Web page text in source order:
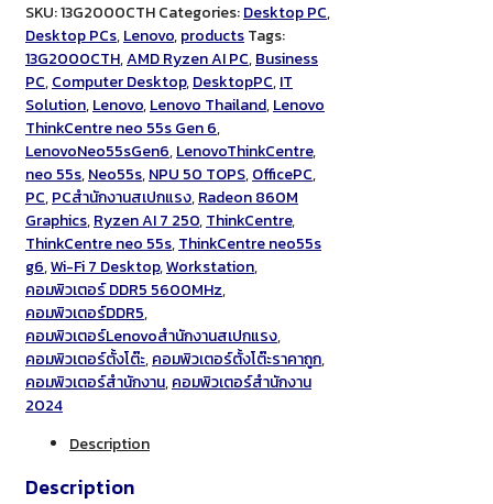
SKU:13G2000CTHCategories:Desktop PC,
Desktop PCs,Lenovo,productsTags:
13G2000CTH,AMD Ryzen AI PC,Business
PC,Computer Desktop,DesktopPC,IT
Solution,Lenovo,Lenovo Thailand,Lenovo
ThinkCentre neo 55s Gen 6,
LenovoNeo55sGen6,LenovoThinkCentre,
neo 55s,Neo55s,NPU 50 TOPS,OfficePC,
PC,PCสำนักงานสเปกแรง,Radeon 860M
Graphics,Ryzen AI 7 250,ThinkCentre,
ThinkCentre neo 55s,ThinkCentre neo55s
g6,Wi-Fi 7 Desktop,Workstation,
คอมพิวเตอร์ DDR5 5600MHz,
คอมพิวเตอร์DDR5,
คอมพิวเตอร์Lenovoสำนักงานสเปกแรง,
คอมพิวเตอร์ตั้งโต๊ะ,คอมพิวเตอร์ตั้งโต๊ะราคาถูก,
คอมพิวเตอร์สำนักงาน,คอมพิวเตอร์สำนักงาน
2024
Description
Description